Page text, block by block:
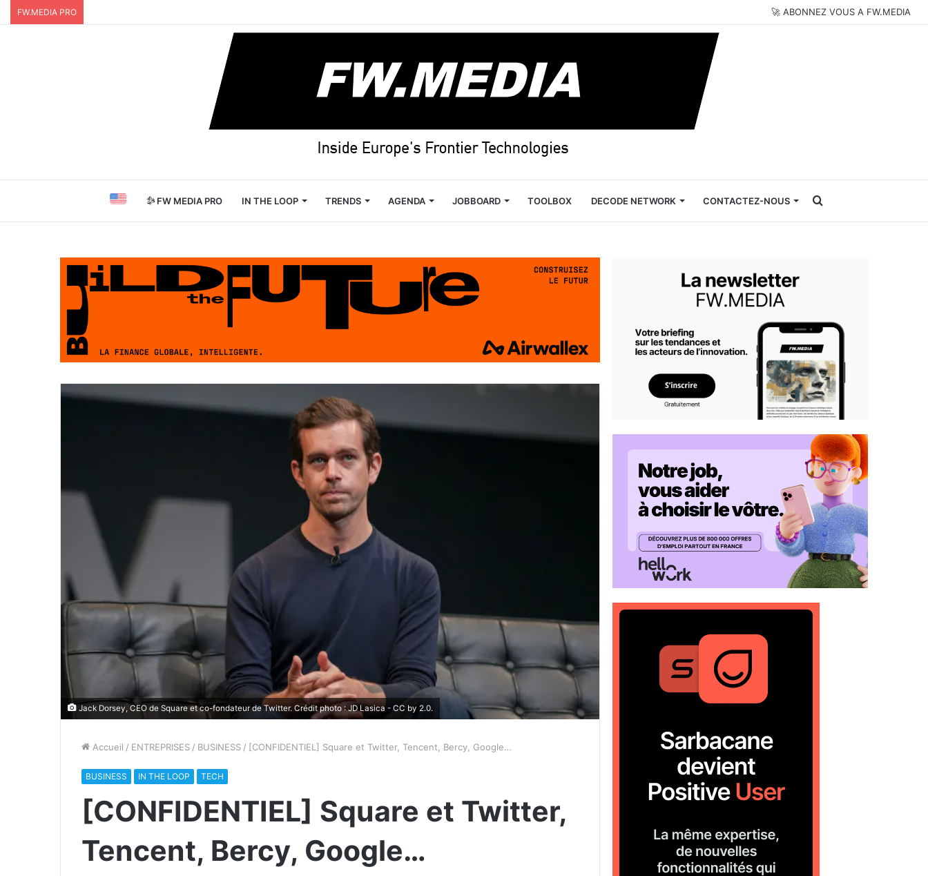
FW.MEDIA PRO 🚀 ABONNEZ VOUS A FW.MEDIA
FW MEDIA PRO IN THE LOOP TRENDS AGENDA JOBBOARD TOOLBOX DECODE NETWORK CONTACTEZ-NOUS Rechercher
Jack Dorsey, CEO de Square et co-fondateur de Twitter. Crédit photo : JD Lasica - CC by 2.0.
Accueil / ENTREPRISES / BUSINESS / [CONFIDENTIEL] Square et Twitter, Tencent, Bercy, Google…
BUSINESS IN THE LOOP TECH
[CONFIDENTIEL] Square et Twitter,
Tencent, Bercy, Google…